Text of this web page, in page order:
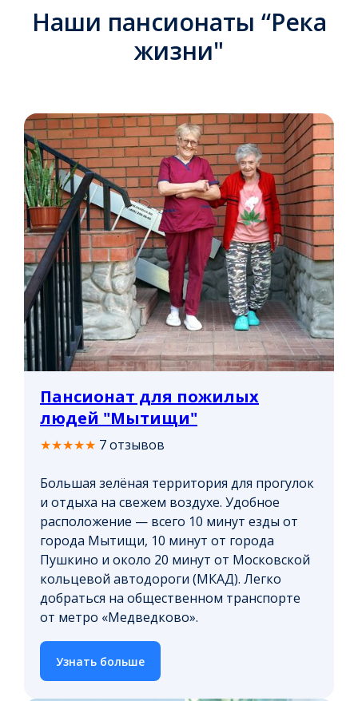
Наши пансионаты “Река
жизни"
Пансионат для пожилых
людей "Мытищи"
★★★★★ 7 отзывов
Большая зелёная территория для прогулок
и отдыха на свежем воздухе. Удобное
расположение — всего 10 минут езды от
города Мытищи, 10 минут от города
Пушкино и около 20 минут от Московской
кольцевой автодороги (МКАД). Легко
добраться на общественном транспорте
от метро «Медведково».
Узнать больше